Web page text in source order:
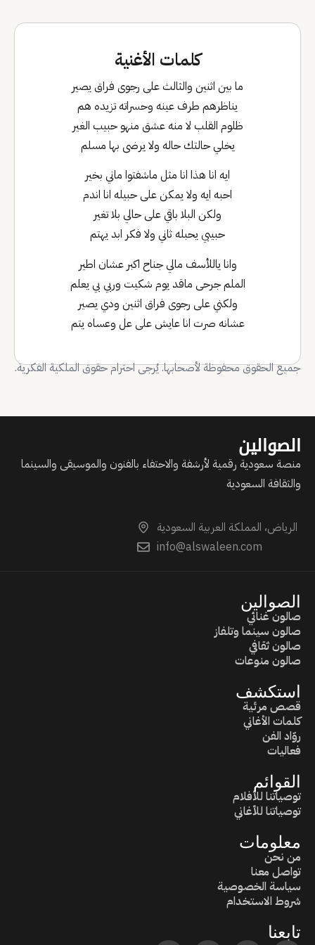
كلمات الأغنية
ما بين اثنين والثالث على رجوى فراق يصير
يناظرهم طرف عينه وحسراته تزيده هم
ظلوم القلب لا منه عشق منهو حبيب الغير
يخلي حالتك حاله ولا يرضى بها مسلم
ايه انا هذا انا مثل ماشفتوا ماني بخير
احبه ايه ولا يمكن على حبيله انا اندم
ولكن البلا باقي على حالي بلا تغير
حبيبي يحبله ثاني ولا فكر ابد يهتم
وانا ياللأسف مالي جناح اكبر عشان اطير
الملم جرحى ماقد يوم شكيت وربي بي يعلم
ولكني على رجوى فراق اثنين ودي يصير
عشانه صرت انا عايش على عل وعساه يتم
جميع الحقوق محفوظة لأصحابها. يُرجى احترام حقوق الملكية الفكرية.
الصوالين
منصة سعودية رقمية لأرشفة والاحتفاء بالفنون والموسيقى والسينما
والثقافة السعودية
الرياض، المملكة العربية السعودية
info@alswaleen.com
الصوالين
صالون غنائي
صالون سينما وتلفاز
صالون ثقافي
صالون منوعات
استكشف
قصص مرئية
كلمات الأغاني
روّاد الفن
فعاليات
القوائم
توصياتنا للأفلام
توصياتنا للأغاني
معلومات
من نحن
تواصل معنا
سياسة الخصوصية
شروط الاستخدام
تابعنا